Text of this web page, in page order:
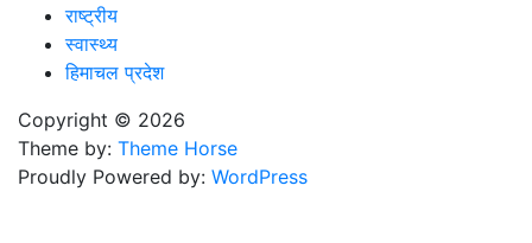
राष्ट्रीय
स्वास्थ्य
हिमाचल प्रदेश
Copyright © 2026
Theme by: Theme Horse
Proudly Powered by: WordPress